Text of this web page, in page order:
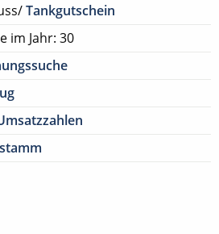
Tankgutschein
im Jahr: 30